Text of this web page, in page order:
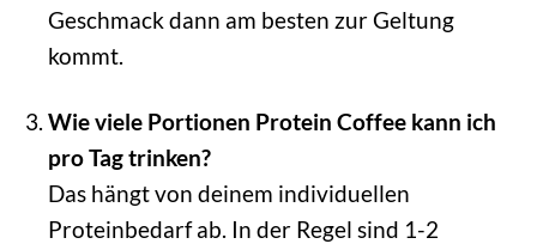
Geschmack dann am besten zur Geltung
kommt.
Wie viele Portionen Protein Coffee kann ich
pro Tag trinken?
Das hängt von deinem individuellen
Proteinbedarf ab. In der Regel sind 1-2